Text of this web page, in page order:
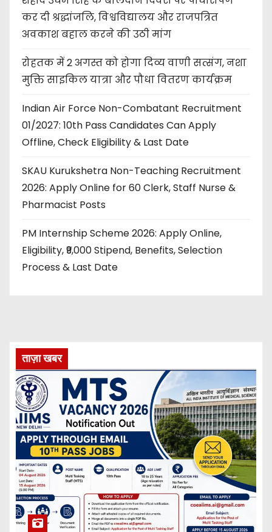
कर दी श्रद्धांजलि, विश्वविद्यालय और राजपत्रित
अवकाश बहाल करने की उठी मांग
रोहतक में 2 अगस्त को होगा दिव्य वाणी सत्संग, नशा
मुक्ति साइकिल यात्रा और पौधा वितरण कार्यक्रम
Indian Air Force Non-Combatant Recruitment
01/2027: 10th Pass Candidates Can Apply
Offline, Check Eligibility & Last Date
SKAU Kurukshetra Non-Teaching Recruitment
2026: Apply Online for 60 Clerk, Staff Nurse &
Pharmacist Posts
PM Internship Scheme 2026: Apply Online,
Eligibility, ₹9,000 Stipend, Benefits, Selection
Process & Last Date
ताज़ा खबर